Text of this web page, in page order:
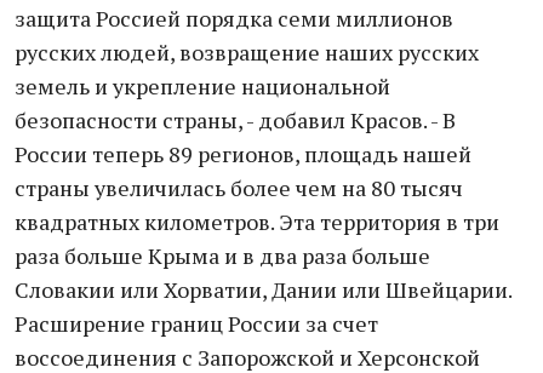
защита Россией порядка семи миллионов
русских людей, возвращение наших русских
земель и укрепление национальной
безопасности страны, - добавил Красов. - В
России теперь 89 регионов, площадь нашей
страны увеличилась более чем на 80 тысяч
квадратных километров. Эта территория в три
раза больше Крыма и в два раза больше
Словакии или Хорватии, Дании или Швейцарии.
Расширение границ России за счет
воссоединения с Запорожской и Херсонской